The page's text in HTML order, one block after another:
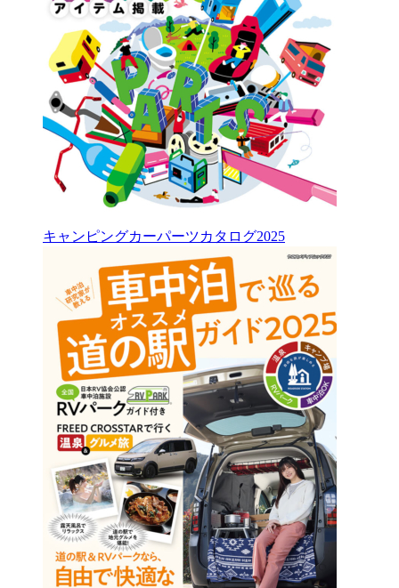
キャンピングカーパーツカタログ2025